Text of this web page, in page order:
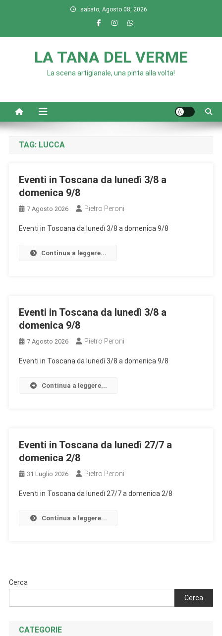
sabato, Agosto 08, 2026
LA TANA DEL VERME
La scena artigianale, una pinta alla volta!
TAG: LUCCA
Eventi in Toscana da lunedì 3/8 a
domenica 9/8
7 Agosto 2026 Pietro Peroni
Eventi in Toscana da lunedì 3/8 a domenica 9/8
Continua a leggere...
Eventi in Toscana da lunedì 3/8 a
domenica 9/8
7 Agosto 2026 Pietro Peroni
Eventi in Toscana da lunedì 3/8 a domenica 9/8
Continua a leggere...
Eventi in Toscana da lunedì 27/7 a
domenica 2/8
31 Luglio 2026 Pietro Peroni
Eventi in Toscana da lunedì 27/7 a domenica 2/8
Continua a leggere...
Cerca
Cerca
CATEGORIE